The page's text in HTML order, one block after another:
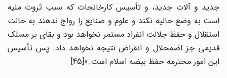
جدید و آلات جدید، و تأسیس کارخانجات که سبب ثروت ملیه
است به وضع حالیه نکند و علوم و صنایع را رواج ندهند به حالت
استقلال و حفظ جلالت انفراد مستمر نخواهد بود و بقای بر مسلک
قدیمی جز اضمحلال و انقراض نتیجه نخواهد داد. پس تأسیس
این امور محترمه حفظ بیضه اسلام است.»[45]